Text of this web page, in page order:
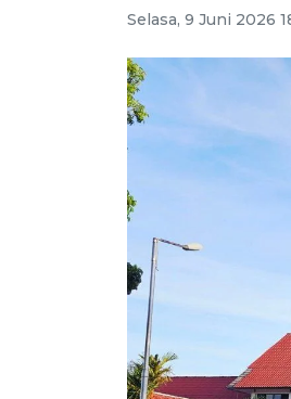
Selasa, 9 Juni 2026